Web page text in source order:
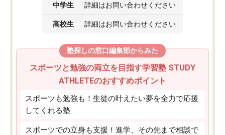
中学生 詳細はお問い合わせください
高校生 詳細はお問い合わせください
塾探しの窓口編集部からみた
スポーツと勉強の両立を目指す学習塾 STUDY
ATHLETEのおすすめポイント
スポーツも勉強も！生徒の叶えたい夢を全力で応援
してくれる塾
スポーツでの立身も支援！進学、その先まで相談で